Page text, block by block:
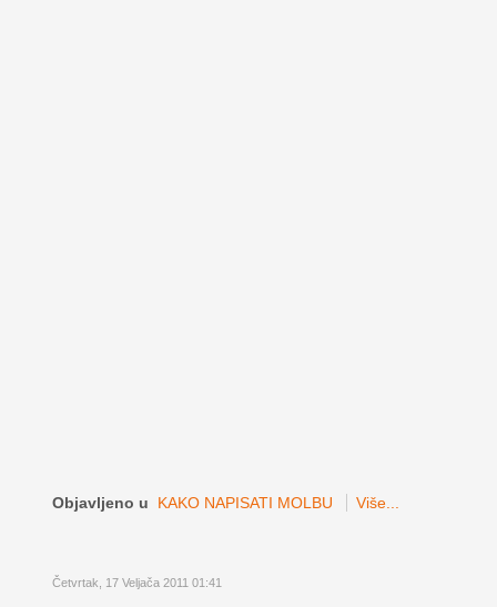
Objavljeno u KAKO NAPISATI MOLBU Više...
Četvrtak, 17 Veljača 2011 01:41